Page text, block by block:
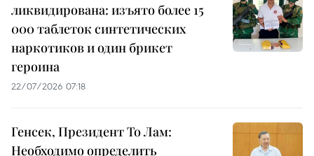
ликвидирована: изъято более 15
000 таблеток синтетических
наркотиков и один брикет
героина
22/07/2026 07:18
Генсек, Президент То Лам:
Необходимо определить